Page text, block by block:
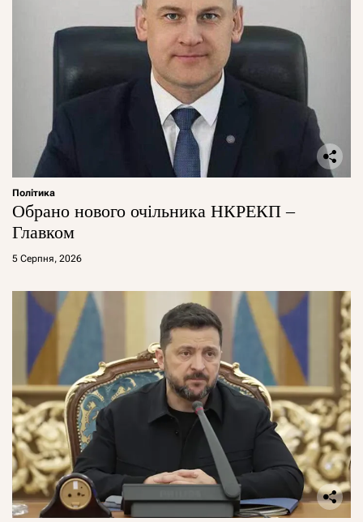
Політика
Обрано нового очільника НКРЕКП –
Главком
5 Серпня, 2026